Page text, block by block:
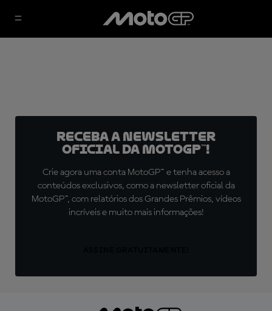
Receba a newsletter
oficial da MotoGP™!
Crie agora uma conta MotoGP™ e tenha acesso a
conteúdos exclusivos, como a newsletter oficial da
MotoGP™, com relatórios dos Grandes Prêmios, vídeos
incríveis e muito mais informações!